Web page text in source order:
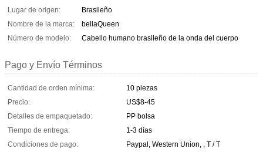
Lugar de origen:
Brasileño
Nombre de la marca:
bellaQueen
Número de modelo:
Cabello humano brasileño de la onda del cuerpo
Pago y Envío Términos
Cantidad de orden mínima:
10 piezas
Precio:
US$8-45
Detalles de empaquetado:
PP bolsa
Tiempo de entrega:
1-3 días
Condiciones de pago:
Paypal, Western Union, , T / T